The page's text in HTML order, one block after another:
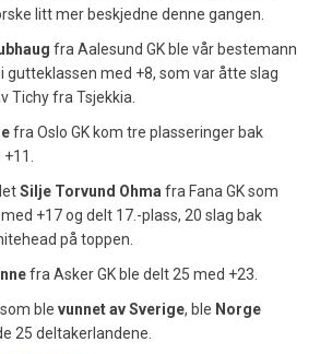
litt mer beskjedne denne gangen.
fra Aalesund GK ble vår bestemann
gutteklassen med +8, som var åtte slag
Tichy fra Tsjekkia.
fra Oslo GK kom tre plasseringer bak
Silje Torvund Ohma fra Fana GK som
+17 og delt 17.-plass, 20 slag bak
på toppen.
fra Asker GK ble delt 25 med +23.
ble vunnet av Sverige, ble Norge
25 deltakerlandene.